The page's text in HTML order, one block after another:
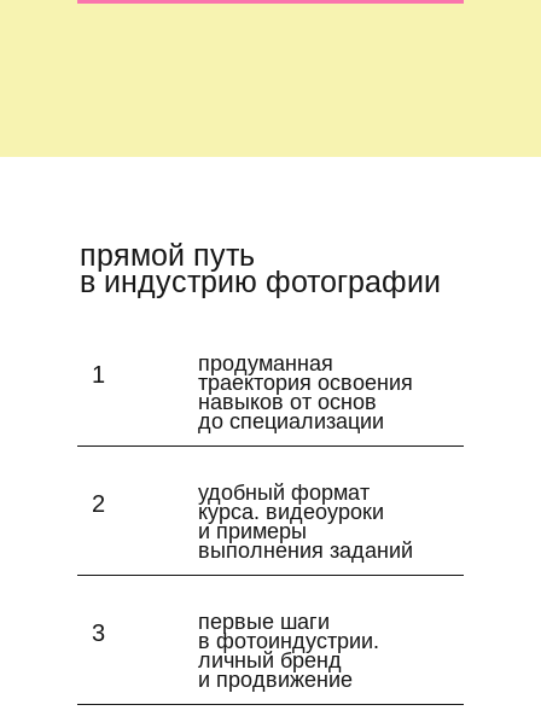
прямой путь
в индустрию фотографии
продуманная
траектория освоения
навыков от основ
до специализации
1
удобный формат
курса. видеоуроки
и примеры
выполнения заданий
2
первые шаги
в фотоиндустрии.
личный бренд
и продвижение
3